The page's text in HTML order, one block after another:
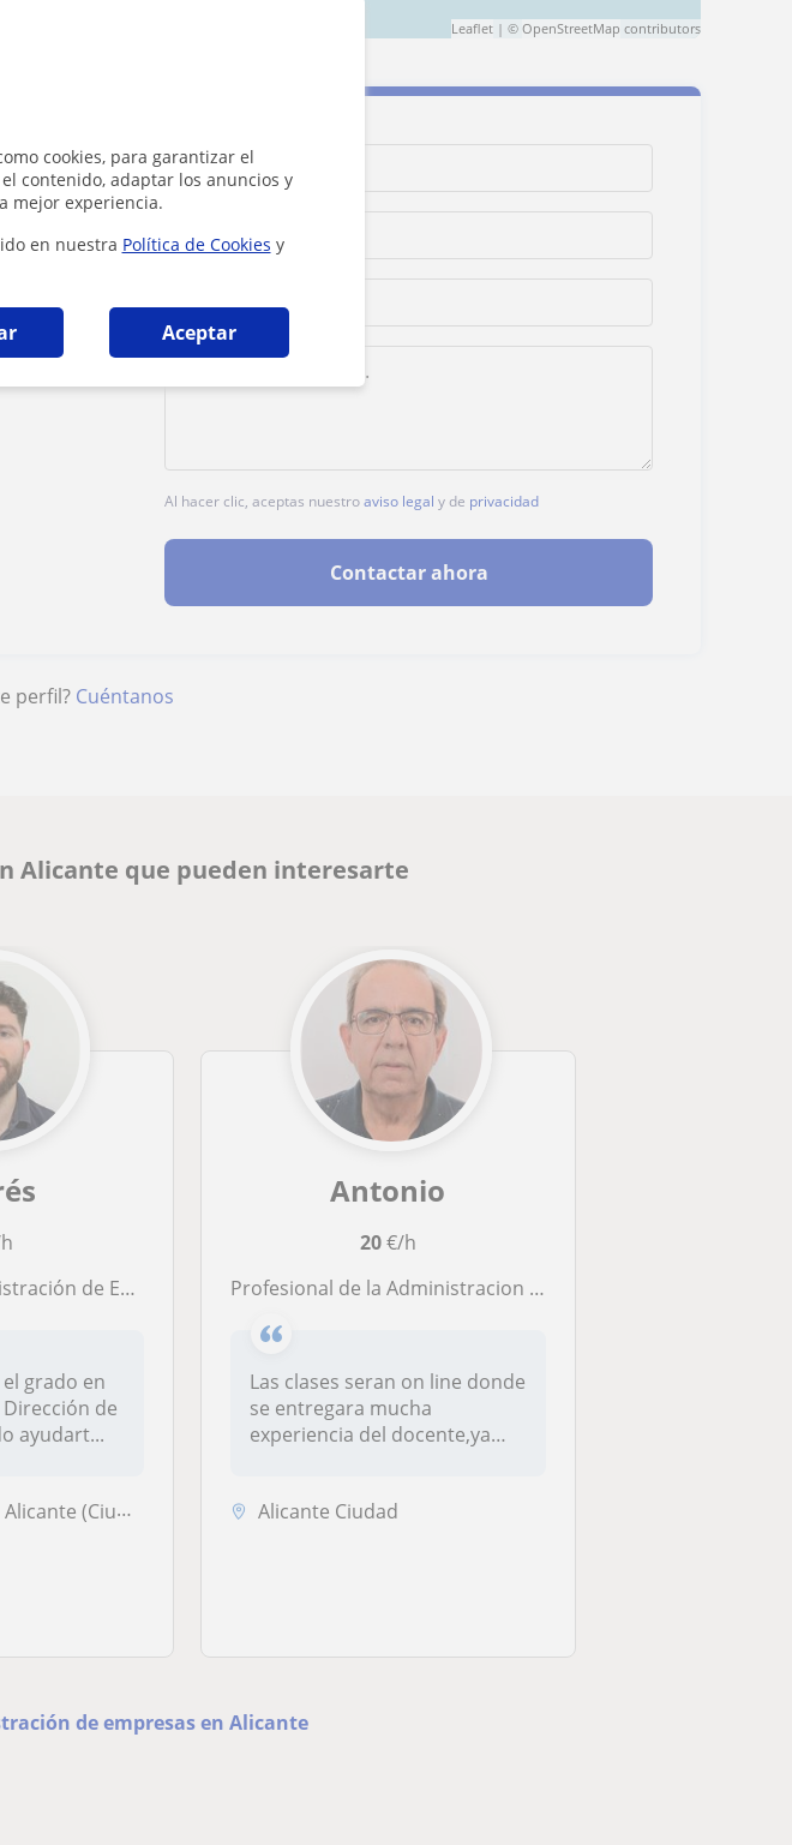
cookies, para garantizar el
contenido, adaptar los anuncios y
mejor experiencia.
en nuestra Política de Cookies y
Aceptar
Leaflet| © OpenStreetMap contributors
11€/h
Al hacer clic, aceptas nuestroaviso legal y de privacidad
Contactar ahora
perfil? Cuéntanos
Alicante que pueden interesarte
y alrededores para todas las edades y niveles.
grado en
de
ayudart...
San Vicente del Raspeig,...
Antonio
20€/h
Profesional de la Administracion de empresas Pymes y dicto clases a personas que desean emprender o esten funionando
Las clases seran on line donde
se entregara mucha
experiencia del docente,ya
Alicante Ciudad
de empresas en Alicante